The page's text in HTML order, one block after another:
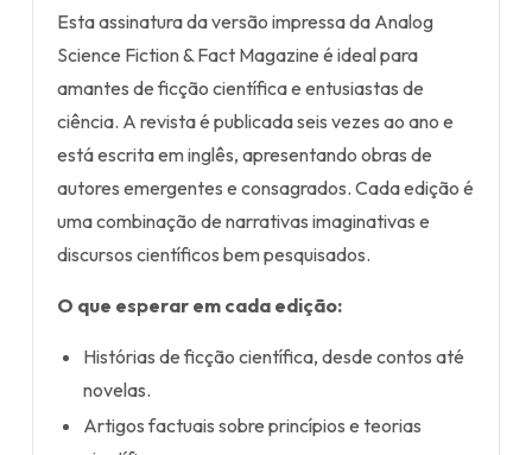
Esta assinatura da versão impressa da Analog
Science Fiction & Fact Magazine é ideal para
amantes de ficção científica e entusiastas de
ciência. A revista é publicada seis vezes ao ano e
está escrita em inglês, apresentando obras de
autores emergentes e consagrados. Cada edição é
uma combinação de narrativas imaginativas e
discursos científicos bem pesquisados.
O que esperar em cada edição:
Histórias de ficção científica, desde contos até
novelas.
Artigos factuais sobre princípios e teorias